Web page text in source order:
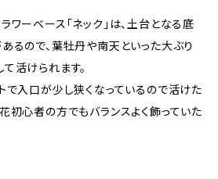
ワーベース「ネック」は、土台となる底
るので、葉牡丹や南天といった大ぶり
活けられます。
で入口が少し狭くなっているので活けた
初心者の方でもバランスよく飾っていた